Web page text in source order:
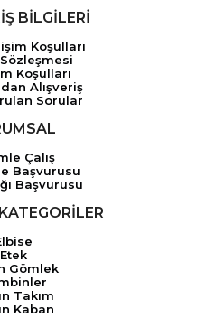
BİLGİLERİ
Koşulları
Koşulları
Alışveriş
Sorular
Çalış
Başvurusu
Başvurusu
Etek
Gömlek
Takım
Kaban